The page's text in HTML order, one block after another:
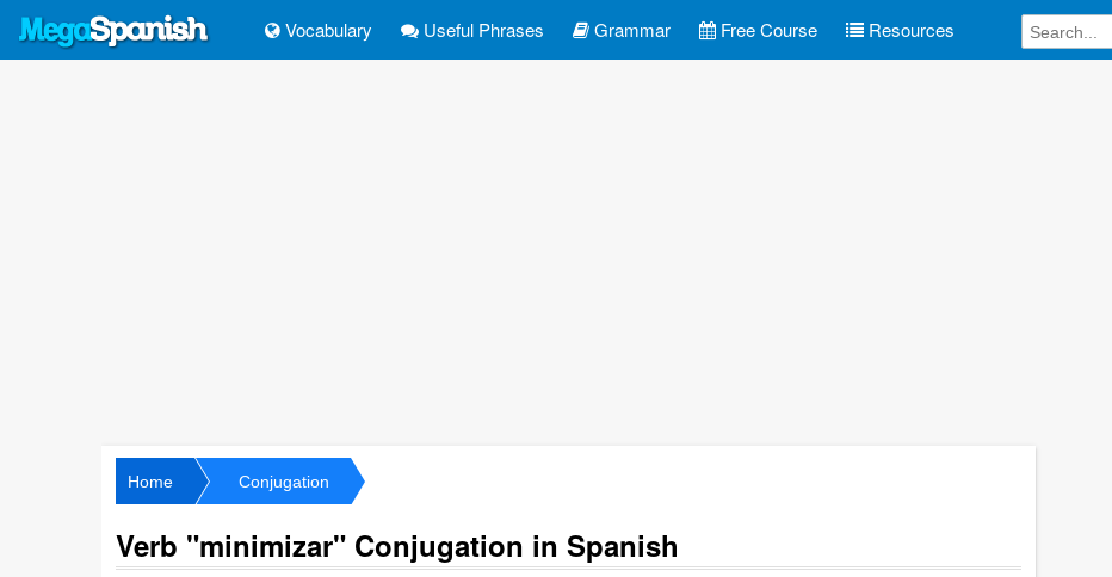
Vocabulary Useful Phrases Grammar Free Course Resources
Home Conjugation
Verb "minimizar" Conjugation in Spanish